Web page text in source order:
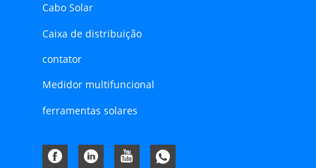
Cabo Solar
Caixa de distribuição
contator
Medidor multifuncional
ferramentas solares